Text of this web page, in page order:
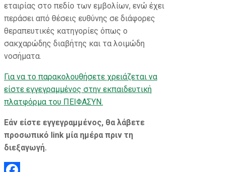
εταιρίας στο πεδίο των εμβολίων, ενώ έχει
περάσει από θέσεις ευθύνης σε διάφορες
θεραπευτικές κατηγορίες όπως ο
σακχαρώδης διαβήτης και τα λοιμώδη
νοσήματα.
Για να το παρακολουθήσετε χρειάζεται να
είστε εγγεγραμμένος στην εκπαιδευτική
πλατφόρμα του ΠΕΙΦΑΣΥΝ.
Εάν είστε εγγεγραμμένος, θα λάβετε
προσωπικό link μία ημέρα πριν τη
διεξαγωγή.